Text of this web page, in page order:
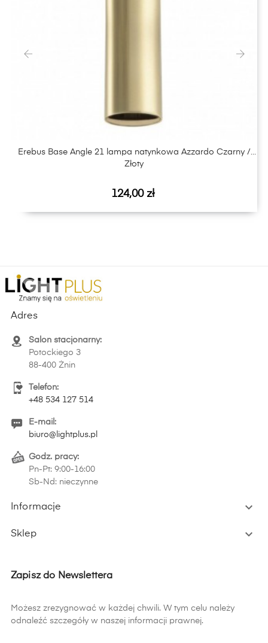
Erebus Base Angle 21 lampa natynkowa Azzardo Czarny /
Złoty
Cena
124,00 zł
Adres
Salon stacjonarny:
Potockiego 3
88-400 Żnin
Telefon:
+48 534 127 514
E-mail:
biuro@lightplus.pl
Godz. pracy:
Pn-Pt: 9:00-16:00
Sb-Nd: nieczynne
Informacje 
Sklep 
Zapisz do Newslettera
Możesz zrezygnować w każdej chwili. W tym celu należy
odnaleźć szczegóły w naszej informacji prawnej.